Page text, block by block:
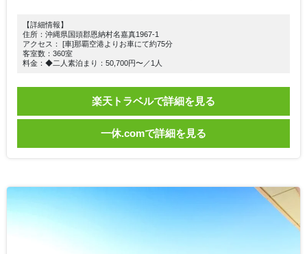
【詳細情報】
住所：沖縄県国頭郡恩納村名嘉真1967-1
アクセス： [車]那覇空港よりお車にて約75分
客室数：360室
料金：◆二人素泊まり：50,700円〜／1人
楽天トラベルで詳細を見る
一休.comで詳細を見る